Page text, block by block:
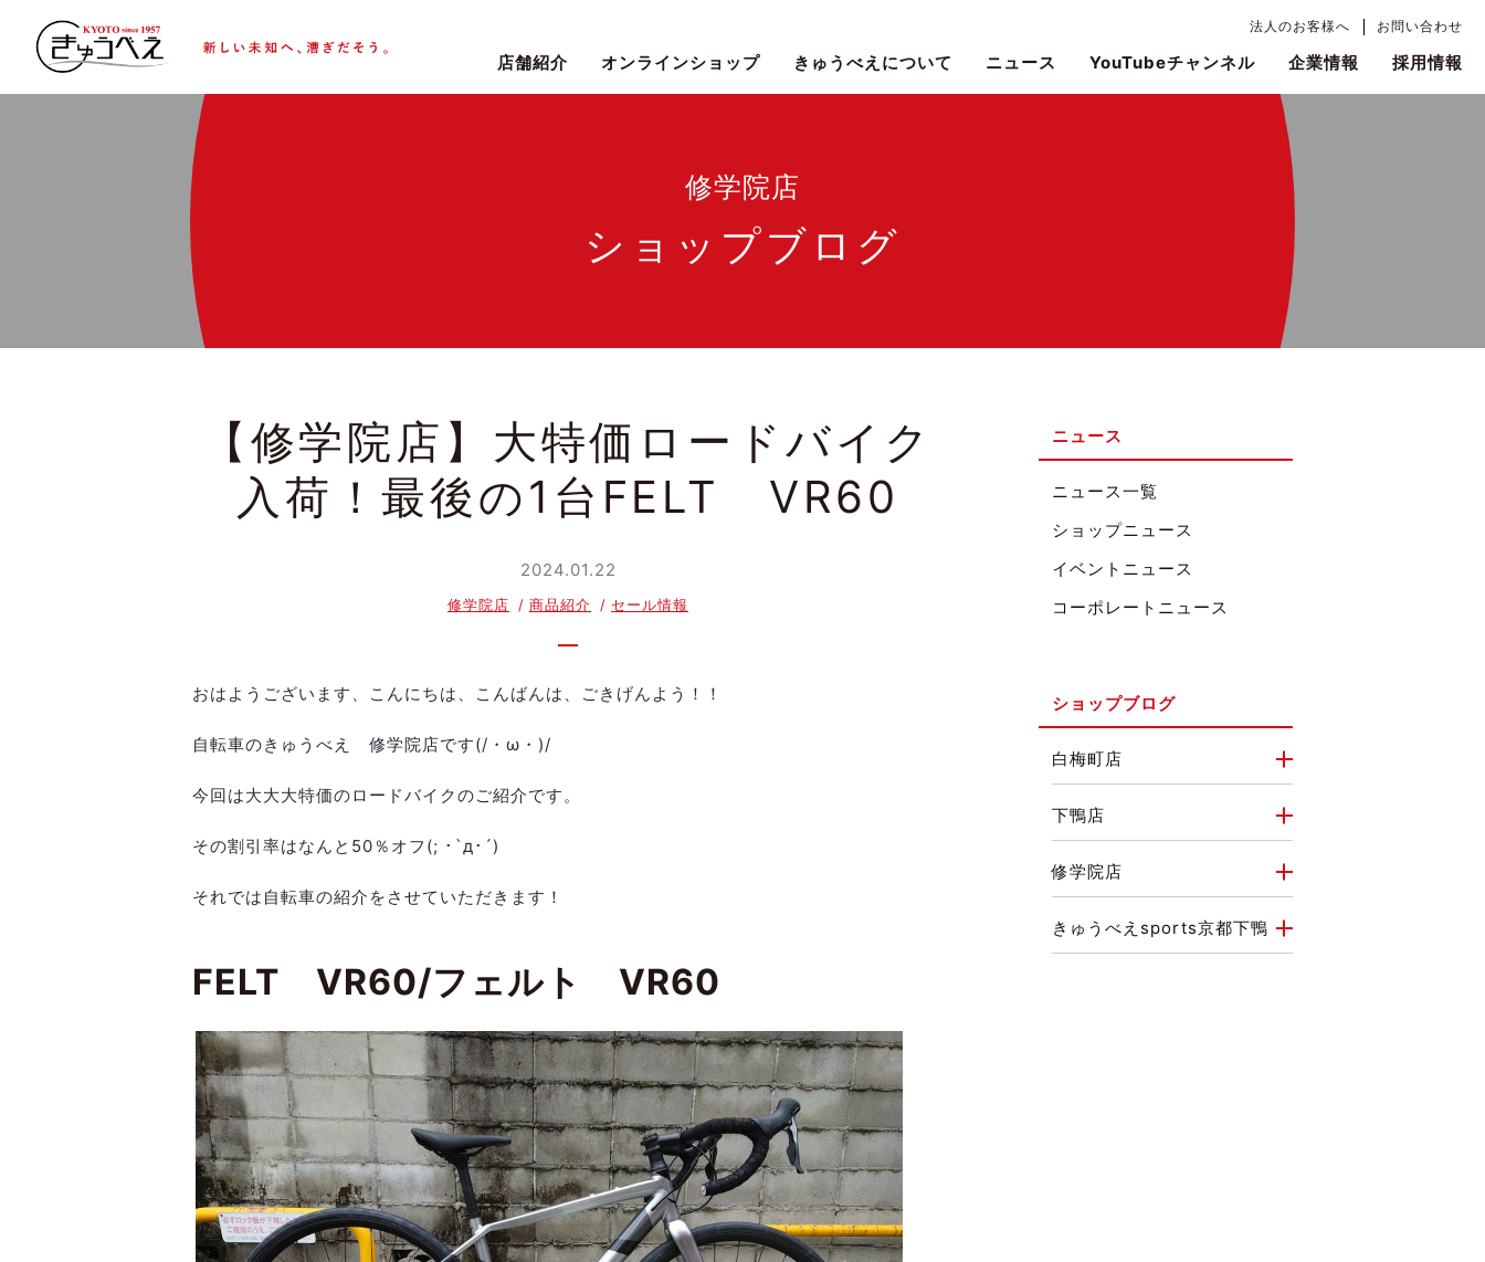
法人のお客様へ お問い合わせ
店舗紹介 オンラインショップ きゅうべえについて ニュース YouTubeチャンネル 企業情報 採用情報
修学院店
ショップブログ
【修学院店】大特価ロードバイク
入荷！最後の1台FELT VR60
2024.01.22
修学院店 商品紹介 セール情報
おはようございます、こんにちは、こんばんは、ごきげんよう！！
自転車のきゅうべえ 修学院店です(/・ω・)/
今回は大大大特価のロードバイクのご紹介です。
その割引率はなんと50％オフ(; ･`д･´)
それでは自転車の紹介をさせていただきます！
FELT VR60/フェルト VR60
ニュース
ニュース一覧
ショップニュース
イベントニュース
コーポレートニュース
ショップブログ
白梅町店
下鴨店
修学院店
きゅうべえsports京都下鴨